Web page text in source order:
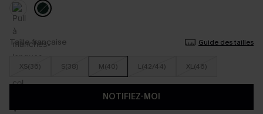
Taille française Guide des tailles
XS(36) S(38) M(40) L(42/44) XL(46)
NOTIFIEZ-MOI